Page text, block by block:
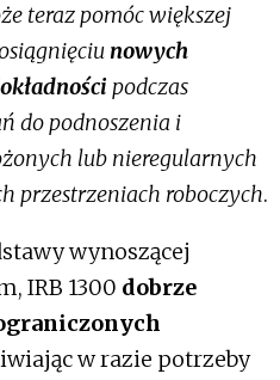
teraz pomóc większej
nowych
podczas
do podnoszenia i
lub nieregularnych
przestrzeniach roboczych.
wynoszącej
IRB 1300 dobrze
w razie potrzeby